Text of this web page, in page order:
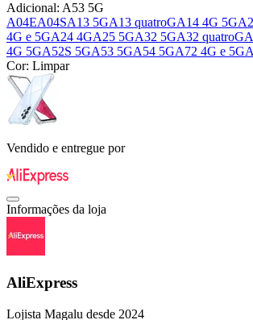
Adicional: A53 5G
A04EA04SA13 5GA13 quatroGA14 4G 5G
4G e 5GA24 4GA25 5GA32 5GA32 quatroG
4G 5GA52S 5GA53 5GA54 5GA72 4G e 5G
Cor: Limpar
Vendido e entregue por
Informações da loja
AliExpress
Lojista Magalu desde 2024